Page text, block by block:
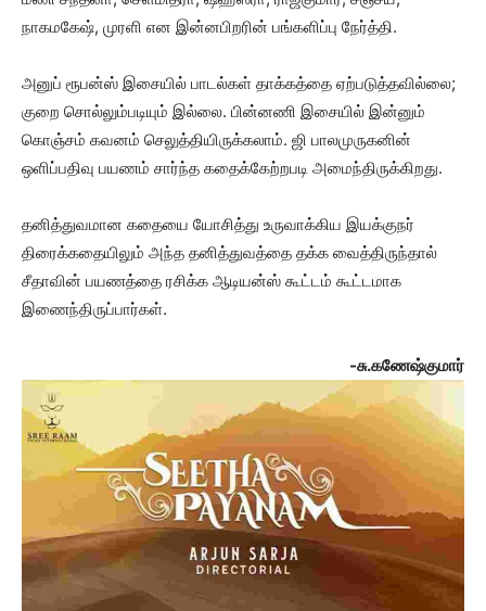
நாகமகேஷ், முரளி என இன்னபிறரின் பங்களிப்பு நேர்த்தி.
அனுப் ரூபன்ஸ் இசையில் பாடல்கள் தாக்கத்தை ஏற்படுத்தவில்லை;
குறை சொல்லும்படியும் இல்லை. பின்னணி இசையில் இன்னும்
கொஞ்சம் கவனம் செலுத்தியிருக்கலாம். ஜி பாலமுருகனின்
ஒளிப்பதிவு பயணம் சார்ந்த கதைக்கேற்றபடி அமைந்திருக்கிறது.
தனித்துவமான கதையை யோசித்து உருவாக்கிய இயக்குநர்
திரைக்கதையிலும் அந்த தனித்துவத்தை தக்க வைத்திருந்தால்
சீதாவின் பயணத்தை ரசிக்க ஆடியன்ஸ் கூட்டம் கூட்டமாக
இணைந்திருப்பார்கள்.
-சு.கணேஷ்குமார்